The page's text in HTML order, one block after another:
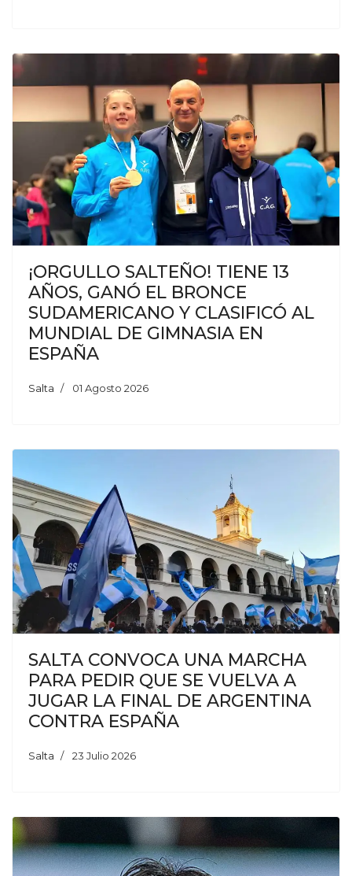
¡ORGULLO SALTEÑO! TIENE 13
AÑOS, GANÓ EL BRONCE
SUDAMERICANO Y CLASIFICÓ AL
MUNDIAL DE GIMNASIA EN
ESPAÑA
Salta 01 Agosto 2026
SALTA CONVOCA UNA MARCHA
PARA PEDIR QUE SE VUELVA A
JUGAR LA FINAL DE ARGENTINA
CONTRA ESPAÑA
Salta 23 Julio 2026